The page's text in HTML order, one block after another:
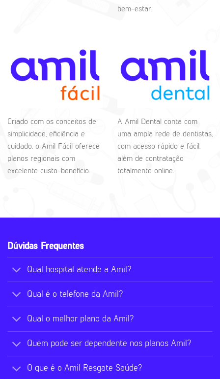
bem-estar.
Criado com os conceitos de
simplicidade, eficiência e
cuidado, o Amil Fácil oferece
planos regionais com
excelente custo-benefício.
A Amil Dental conta com
uma ampla rede de dentistas,
com acesso rápido e fácil,
além de contratação
totalmente online.
Dúvidas Frequentes
Qual hospital atende a Amil?
Qual é o telefone da Amil?
Qual o melhor plano da Amil?
Quem pode ser dependente nos planos Amil?
O que é o Amil Resgate Saúde?